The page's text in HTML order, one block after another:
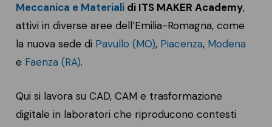
Meccanica e Materiali di ITS MAKER Academy,
attivi in diverse aree dell’Emilia-Romagna, come
la nuova sede di Pavullo (MO), Piacenza, Modena
e Faenza (RA).
Qui si lavora su CAD, CAM e trasformazione
digitale in laboratori che riproducono contesti